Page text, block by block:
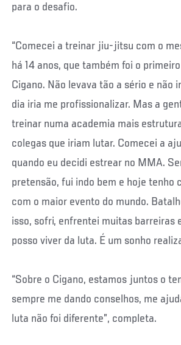
para o desafio.
“Comecei a treinar jiu-jitsu com o
há 14 anos, que também foi o
Cigano. Não levava tão a sério e não
dia iria me profissionalizar. Mas a
treinar numa academia mais
colegas que iriam lutar. Comecei a
quando eu decidi estrear no MMA.
pretensão, fui indo bem e hoje tenho
com o maior evento do mundo.
isso, sofri, enfrentei muitas barreiras
posso viver da luta. É um sonho
“Sobre o Cigano, estamos juntos o
sempre me dando conselhos, me
luta não foi diferente”, completa.